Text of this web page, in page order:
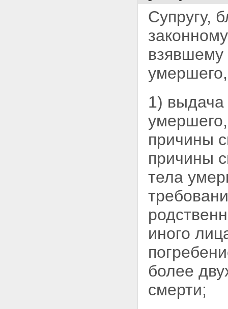
Супругу,
1) выдача
причины
причины
тела
иного
более
смерти;